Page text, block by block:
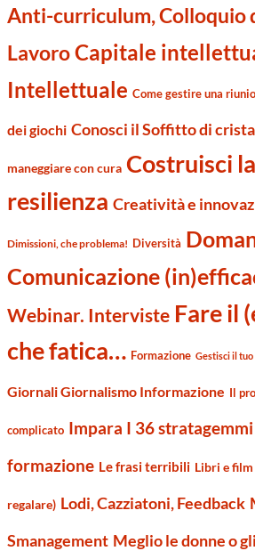
Anti-curriculum, Colloquio
LavoroCapitale
Intellettuale Come gestire una
dei giochi Conosci il Soffitto di
maneggiare con cura Costruisci
resilienza Creatività e
Dimissioni, che problema! Diversità
Comunicazione
Webinar. Interviste Fare il
che fatica… Formazione Gestisci il
Giornali Giornalismo Informazione Il
complicato Impara I 36 stratagemmi
formazione Le frasi terribili Libri e film
regalare) Lodi, Cazziatoni, Feedback
Smanagement Meglio le donne o